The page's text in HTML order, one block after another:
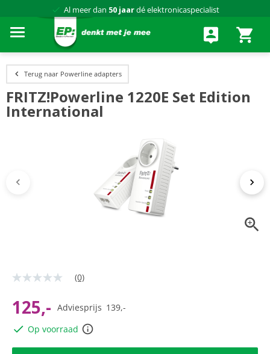
Al meer dan 50 jaardé elektronicaspecialist
Terug naar Powerline adapters
FRITZ!Powerline 1220E Set Edition
International
Geen
Dezelfde
paginalink.
(0)
125,- Adviesprijs 139,-
Op voorraad